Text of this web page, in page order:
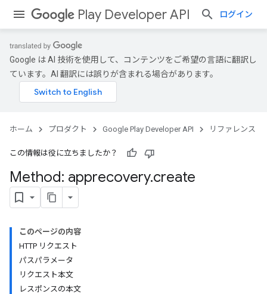
Play Developer API ログイン
Google は AI 技術を使用して、コンテンツをご希望の言語に翻訳し
ています。AI 翻訳には誤りが含まれる場合があります。
ホーム プロダクト Google Play Developer API リファレンス
この情報は役に立ちましたか？
Method: apprecovery.create
このページの内容
HTTP リクエスト
パスパラメータ
リクエスト本文
レスポンスの本文